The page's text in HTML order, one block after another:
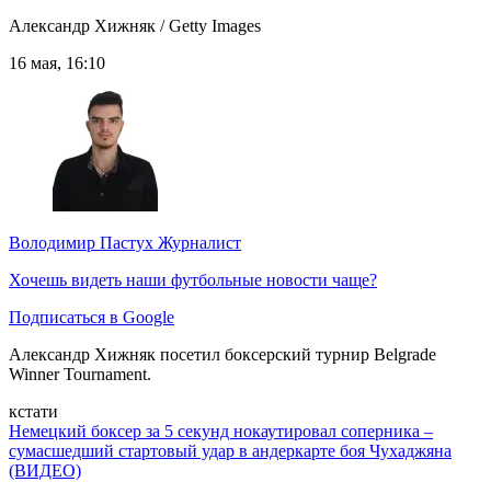
Александр Хижняк / Getty Images
16 мая, 16:10
Володимир Пастух Журналист
Хочешь видеть наши футбольные новости чаще?
Подписаться в Google
Александр Хижняк посетил боксерский турнир Belgrade
Winner Tournament.
кстати
Немецкий боксер за 5 секунд нокаутировал соперника –
сумасшедший стартовый удар в андеркарте боя Чухаджяна
(ВИДЕО)